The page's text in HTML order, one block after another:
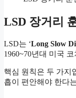
LSD 장거리
LSD는 ‘Long Slow
1960~70년대 미국
핵심 원칙은 두 가지
흡이 편안해야 한다